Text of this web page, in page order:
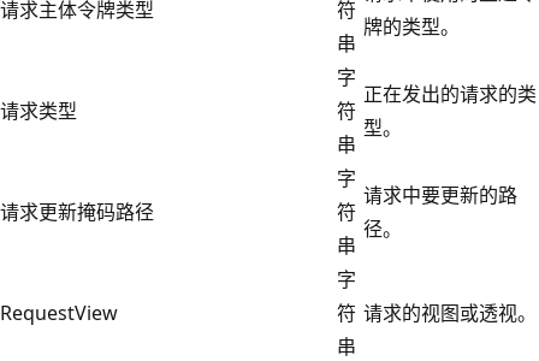
请求主体令牌类型
符
串
牌的类型。
请求类型
字
符
串
正在发出的请求的类
型。
请求更新掩码路径
字
符
串
请求中要更新的路
径。
RequestView
字
符
串
请求的视图或透视。